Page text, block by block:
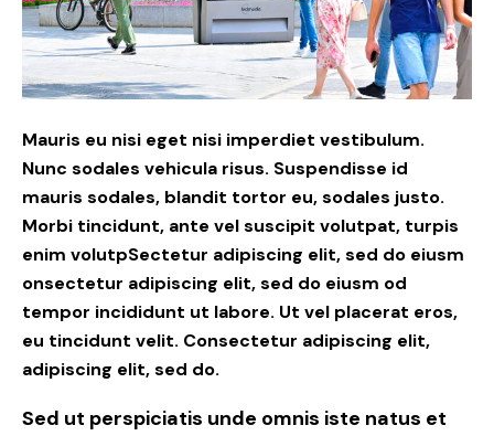
Mauris eu nisi eget nisi imperdiet vestibulum.
Nunc sodales vehicula risus. Suspendisse id
mauris sodales, blandit tortor eu, sodales justo.
Morbi tincidunt, ante vel suscipit volutpat, turpis
enim volutpSectetur adipiscing elit, sed do eiusm
onsectetur adipiscing elit, sed do eiusm od
tempor incididunt ut labore. Ut vel placerat eros,
eu tincidunt velit. Consectetur adipiscing elit,
adipiscing elit, sed do.
Sed ut perspiciatis unde omnis iste natus et